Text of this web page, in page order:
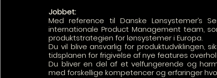
Jobbet:
Med reference til Danske Lønsystemer’s
internationale Product Management team,
produktstrategien for lønsystemer i Europa.
Du vil blive ansvarlig for produktudviklingen,
tidsplanen for frigivelse af nye features
Du bliver en del af et velfungerende og
med forskellige kompetencer og erfaringer